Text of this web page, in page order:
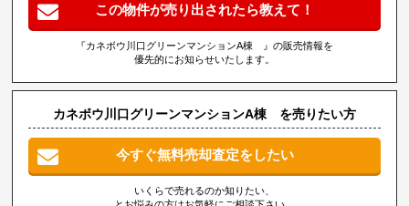
この物件が売り出されたら教えて！
『カネボウ川口グリーンマンションA棟 』の販売情報を
優先的にお知らせいたします。
カネボウ川口グリーンマンションA棟 を売りたい方
今すぐ無料売却査定をしたい
いくらで売れるのか知りたい、